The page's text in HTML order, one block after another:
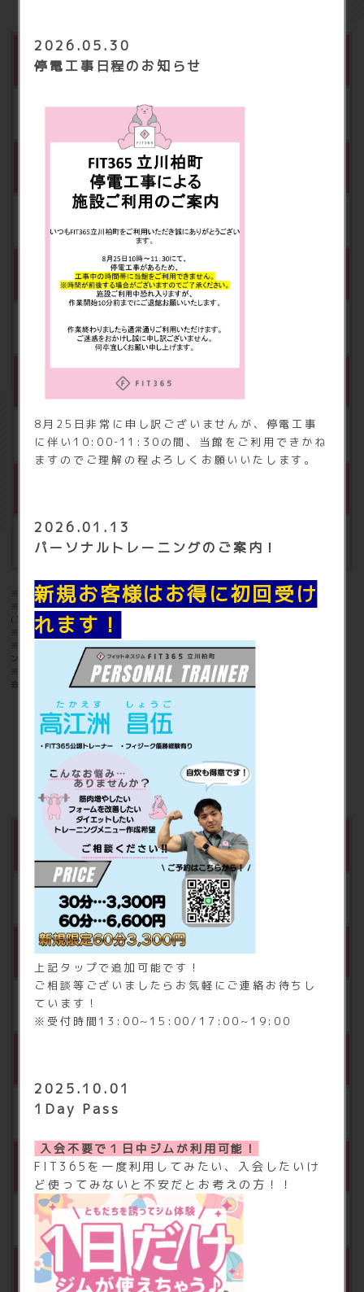
月会費(スタンダード会員)
月額 2,980円（税込3,278円）
月会費(プレミアム会員)
会員カード発行料※3
5,000円（税込5,500円）
セキュリティ管理／施設メンテナンス料
年額 4,980円（税込5,478円）
プレミアム会員限定
※1：お一人様登録で365日使い放題！
※2：家族会員登録(３人まで)・バーチャルスタジオ利用ならコチラ！
(家族会員のスタジオ利用はできません。)
※3：入会時のみお支払いが必要となります。
※4：ご利用開始月より3ヶ月目にかかります。その後1年ごとに施設メ
ンテナンス料が毎年発生します。
※5：プレミアム会員のみ利用可能なレッスンスタジオ(家族会員・法人
会員はご利用できません)
オプション料金
FIT365あんしんサポート※6
月額 500円（税込550円）
FIT365あんしんサポートVIP
水素水＆プロテイン（1日6杯）※6
月額3,000円（税込3,240円）
契約ロッカー
2026.05.30
停電工事日程のお知らせ
8月25日非常に申し訳ございませんが、停電工事
に伴い10:00‐11:30の間、当館をご利用できかね
ますのでご理解の程よろしくお願いいたします。
2026.01.13
パーソナルトレーニングのご案内！
新規お客様はお得に初回受け
れます！
上記タップで追加可能です！
ご相談等ございましたらお気軽にご連絡お待ちし
ています！
※受付時間13:00~15:00/17:00~19:00
2025.10.01
1Day Pass
入会不要で１日中ジムが利用可能！
FIT365を一度利用してみたい、入会したいけ
ど使ってみないと不安だとお考えの方！！